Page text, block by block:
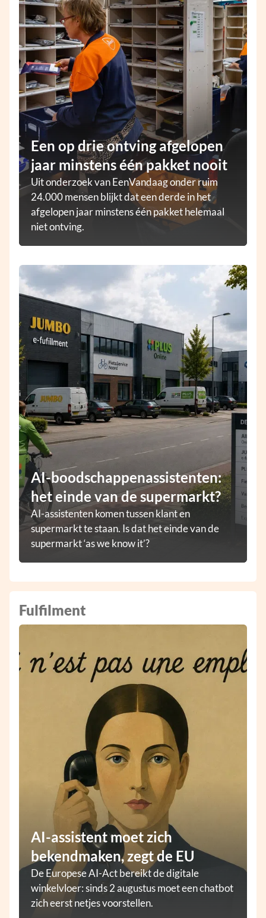
AI-boodschappenassistenten:
het einde van de supermarkt?
AI-assistenten komen tussen klant en
supermarkt te staan. Is dat het einde van de
supermarkt ‘as we know it’?
Een op drie ontving afgelopen
jaar minstens één pakket nooit
Uit onderzoek van EenVandaag onder ruim
24.000 mensen blijkt dat een derde in het
afgelopen jaar minstens één pakket helemaal
niet ontving.
Fulfilment
AI-assistent moet zich
bekendmaken, zegt de EU
De Europese AI-Act bereikt de digitale
winkelvloer: sinds 2 augustus moet een chatbot
zich eerst netjes voorstellen.